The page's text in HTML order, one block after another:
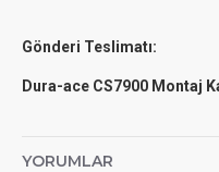
Gönderi Teslimatı:
Dura-ace CS7900 Montaj
YORUMLAR